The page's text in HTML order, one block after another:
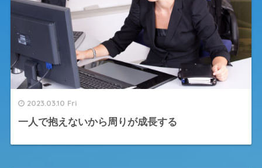
2023.03.10 Fri
一人で抱えないから周りが成長する